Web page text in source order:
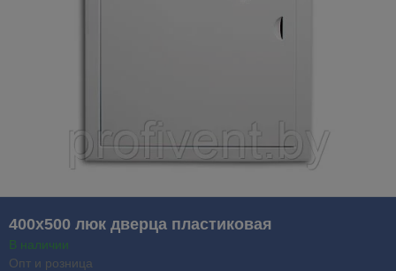
400х500 люк дверца пластиковая
В наличии
Опт и розница